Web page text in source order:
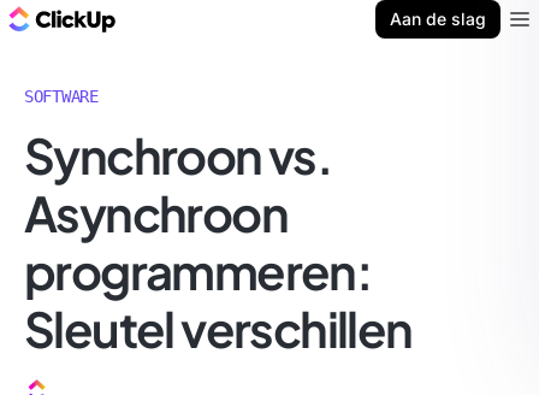
Aan de slag
SOFTWARE
Synchroon vs.
Asynchroon
programmeren:
Sleutel verschillen